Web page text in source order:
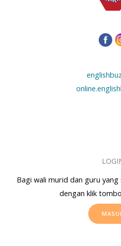
Bagi wali murid dan guru
dengan klik